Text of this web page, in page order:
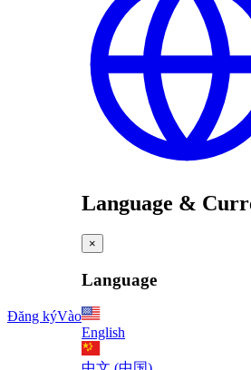
Đăng kýVào
Language &
×
Language
English